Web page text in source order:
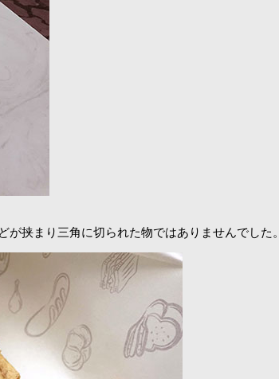
挟まり三角に切られた物ではありませんでした。